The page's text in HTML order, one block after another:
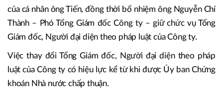
của cá nhân ông Tiến, đồng thời bổ nhiệm ông Nguyễn Chí
Thành – Phó Tổng Giám đốc Công ty – giữ chức vụ Tổng
Giám đốc, Người đại diện theo pháp luật của Công ty.
Việc thay đổi Tổng Giám đốc, Người đại diện theo pháp
luật của Công ty có hiệu lực kể từ khi được Ủy ban Chứng
khoán Nhà nước chấp thuận.